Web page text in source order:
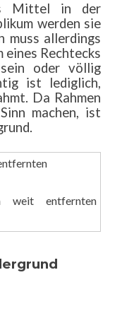
Mittel in der
werden sie
muss allerdings
eines Rechtecks
oder völlig
ist lediglich,
Da Rahmen
machen, ist
weit entfernten